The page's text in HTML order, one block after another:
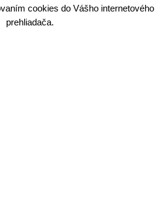
cookies do Vášho internetového
prehliadača.